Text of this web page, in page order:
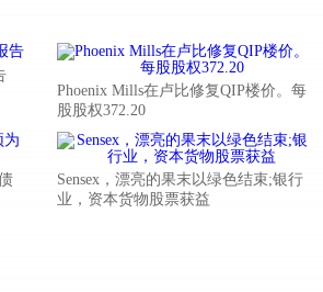
Phoenix Mills在卢比修复QIP楼价。每
股股权372.20
Sensex，漂亮的果末以绿色结束;银行
业，资本货物股票获益